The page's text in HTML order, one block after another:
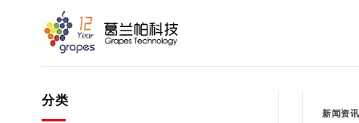
分类
新闻资讯